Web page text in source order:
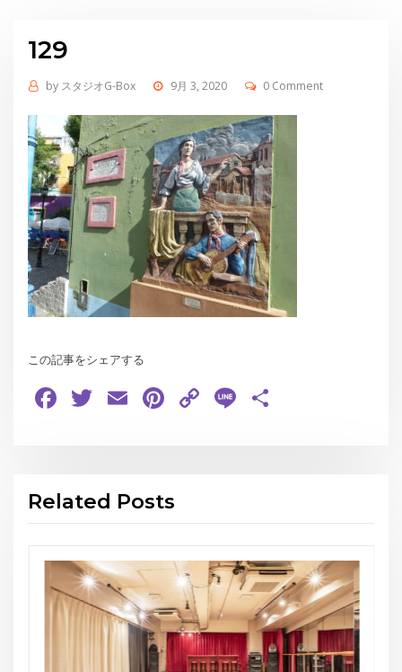
129
by スタジオG-Box 9月 3, 2020 0 Comment
この記事をシェアする
Facebook
Twitter
EmailPinterest
Copy
Line
Related Posts
お知らせ
THE GEORGE’S SHOW